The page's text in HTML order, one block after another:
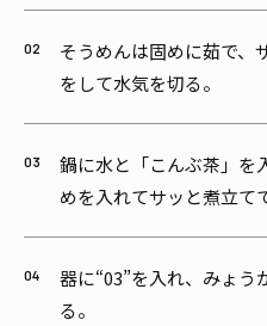
そうめんは固めに茹で、
をして水気を切る。
鍋に水と「こんぶ茶」を
めを入れてサッと煮立て
器に“03”を入れ、みょう
る。